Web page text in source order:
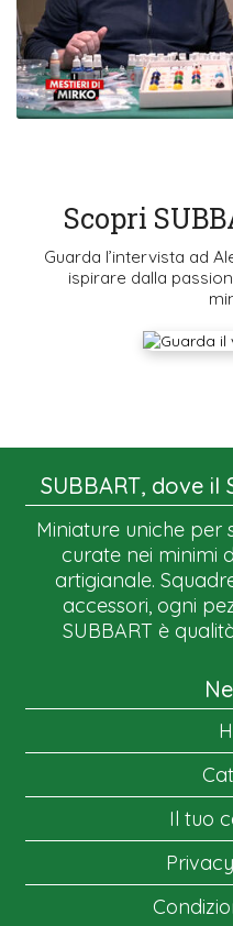
Scopri
Guarda l’intervista ad
ispirare dalla
SUBBART, dove
Miniature uniche per
curate nei minimi
artigianale.
accessori, ogni
SUBBART è
Il tuo